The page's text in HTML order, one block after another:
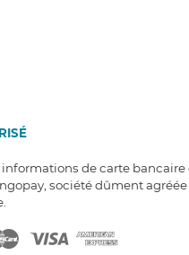
informations de carte bancaire
société dûment